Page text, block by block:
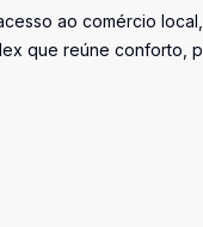
ao comércio
que reúne conforto,